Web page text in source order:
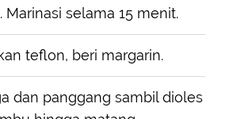
Marinasi selama 15 menit.
teflon, beri margarin.
dan panggang sambil dioles